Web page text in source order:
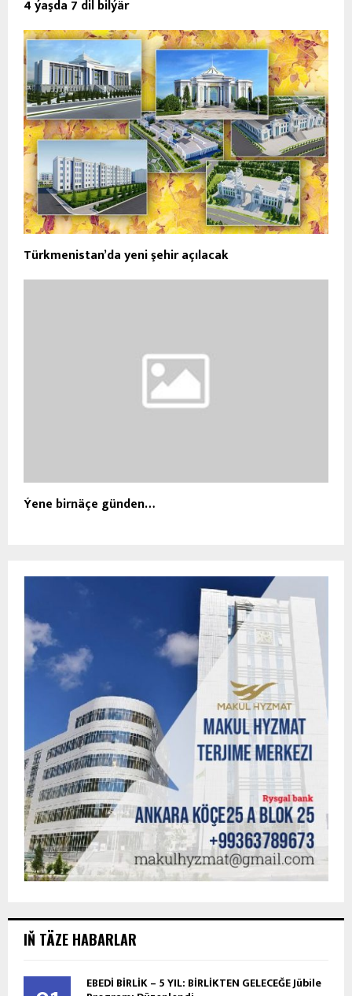
4 ýaşda 7 dil bilýär
Türkmenistan’da yeni şehir açılacak
Ýene birnäçe günden…
IŇ TÄZE HABARLAR
EBEDİ BİRLİK – 5 YIL: BİRLİKTEN GELECEĞE Jübile